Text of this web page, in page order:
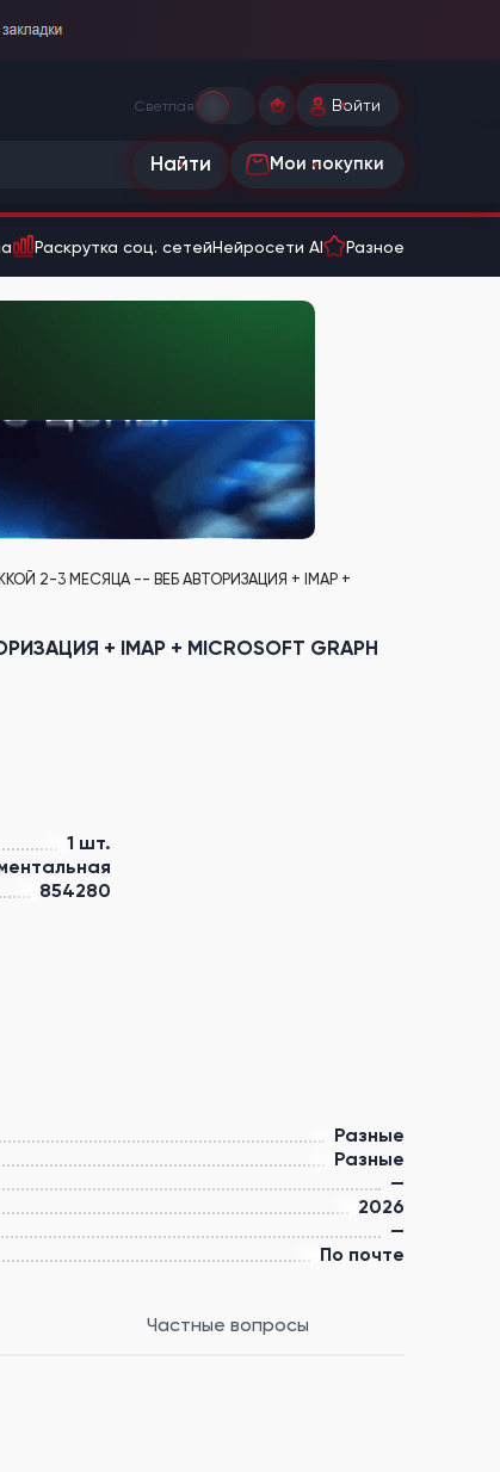
Светлая Войти
Найти Мои покупки
Раскрутка соц. сетейНейросети AI Разное
2-3 МЕСЯЦА -- ВЕБ АВТОРИЗАЦИЯ + IMAP +
+ IMAP + MICROSOFT GRAPH
1 шт.
854280
Разные
Разные
—
2026
—
По почте
Частные вопросы